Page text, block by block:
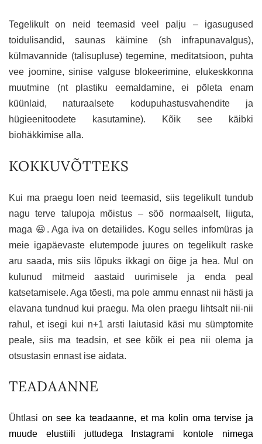
Tegelikult on neid teemasid veel palju – igasugused
toidulisandid, saunas käimine (sh infrapunavalgus),
külmavannide (talisupluse) tegemine, meditatsioon, puhta
vee joomine, sinise valguse blokeerimine, elukeskkonna
muutmine (nt plastiku eemaldamine, ei põleta enam
küünlaid, naturaalsete kodupuhastusvahendite ja
hügieenitoodete kasutamine). Kõik see käibki
biohäkkimise alla.
KOKKUVÕTTEKS
Kui ma praegu loen neid teemasid, siis tegelikult tundub
nagu terve talupoja mõistus – söö normaalselt, liiguta,
maga 😃. Aga iva on detailides. Kogu selles infomüras ja
meie igapäevaste elutempode juures on tegelikult raske
aru saada, mis siis lõpuks ikkagi on õige ja hea. Mul on
kulunud mitmeid aastaid uurimisele ja enda peal
katsetamisele. Aga tõesti, ma pole ammu ennast nii hästi ja
elavana tundnud kui praegu. Ma olen praegu lihtsalt nii-nii
rahul, et isegi kui n+1 arsti laiutasid käsi mu sümptomite
peale, siis ma teadsin, et see kõik ei pea nii olema ja
otsustasin ennast ise aidata.
TEADAANNE
Ühtlasi on see ka teadaanne, et ma kolin oma tervise ja
muude elustiili juttudega Instagrami kontole nimega